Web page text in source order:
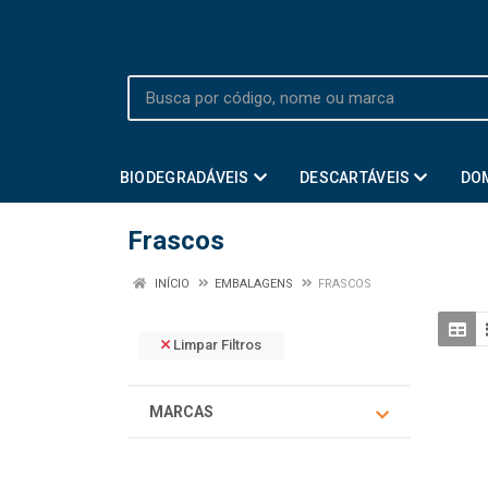
BIODEGRADÁVEIS DESCARTÁVEIS
Frascos
INÍCIO EMBALAGENS FRASCOS
Limpar Filtros
MARCAS